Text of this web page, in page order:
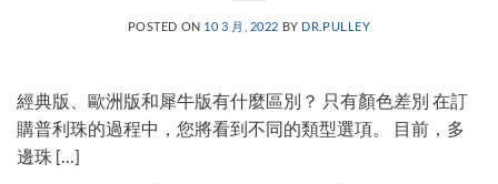
POSTED ON 10 3 月, 2022 BY DR.PULLEY
經典版、歐洲版和犀牛版有什麼區別？ 只有顏色差別 在訂
購普利珠的過程中，您將看到不同的類型選項。 目前，多
邊珠 […]